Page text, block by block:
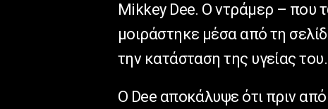
Mikkey Dee. Ο ντράμερ – που
μοιράστηκε μέσα από τη
την κατάσταση της υγείας του.
Ο Dee αποκάλυψε ότι πριν